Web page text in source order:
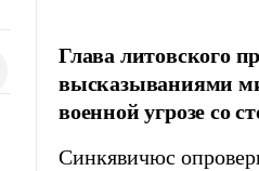
Глава литовского
высказываниями
военной угрозе со
Синкявичюс